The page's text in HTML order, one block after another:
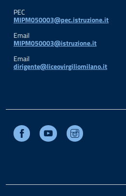
PEC
MIPM050003@pec.istruzione.it
Email
MIPM050003@istruzione.it
Email
dirigente@liceovirgiliomilano.it
Facebook Youtube